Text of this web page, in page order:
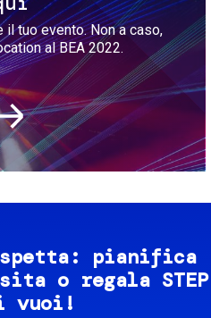
tuo evento. Non a caso,
al BEA 2022.
pianifica
o regala STEP
vuoi!